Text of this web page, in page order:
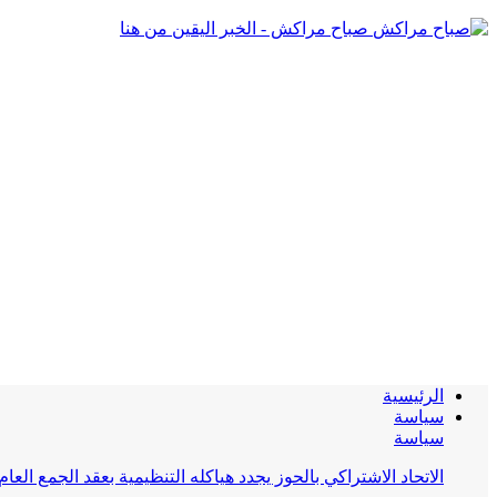
صباح مراكش - الخبر اليقين من هنا
الرئيسية
سياسة
سياسة
الاتحاد الاشتراكي بالحوز يجدد هياكله التنظيمية بعقد الجمع